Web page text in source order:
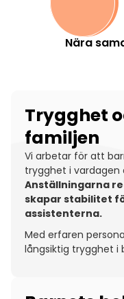
Nära
Trygghet
familjen
Vi arbetar för att
trygghet i vardagen
Anställningarna
skapar stabilitet
assistenterna.
Med erfaren
långsiktig trygghet i